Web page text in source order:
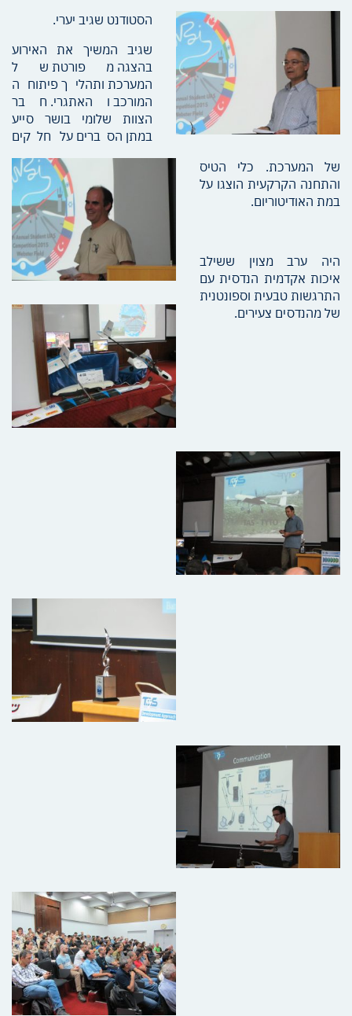
הסטודנט שגיב יערי.
שגיב המשיך את האירוע
בהצגה מפורטת של
המערכת ותהליך פיתוחה
המורכב והאתגרי. חבר
הצוות שלומי בושר סייע
במתן הסברים על חלקים
של המערכת. כלי הטיס
והתחנה הקרקעית הוצגו על
במת האודיטוריום.
היה ערב מצוין ששילב
איכות אקדמית הנדסית עם
התרגשות טבעית וספונטנית
של מהנדסים צעירים.